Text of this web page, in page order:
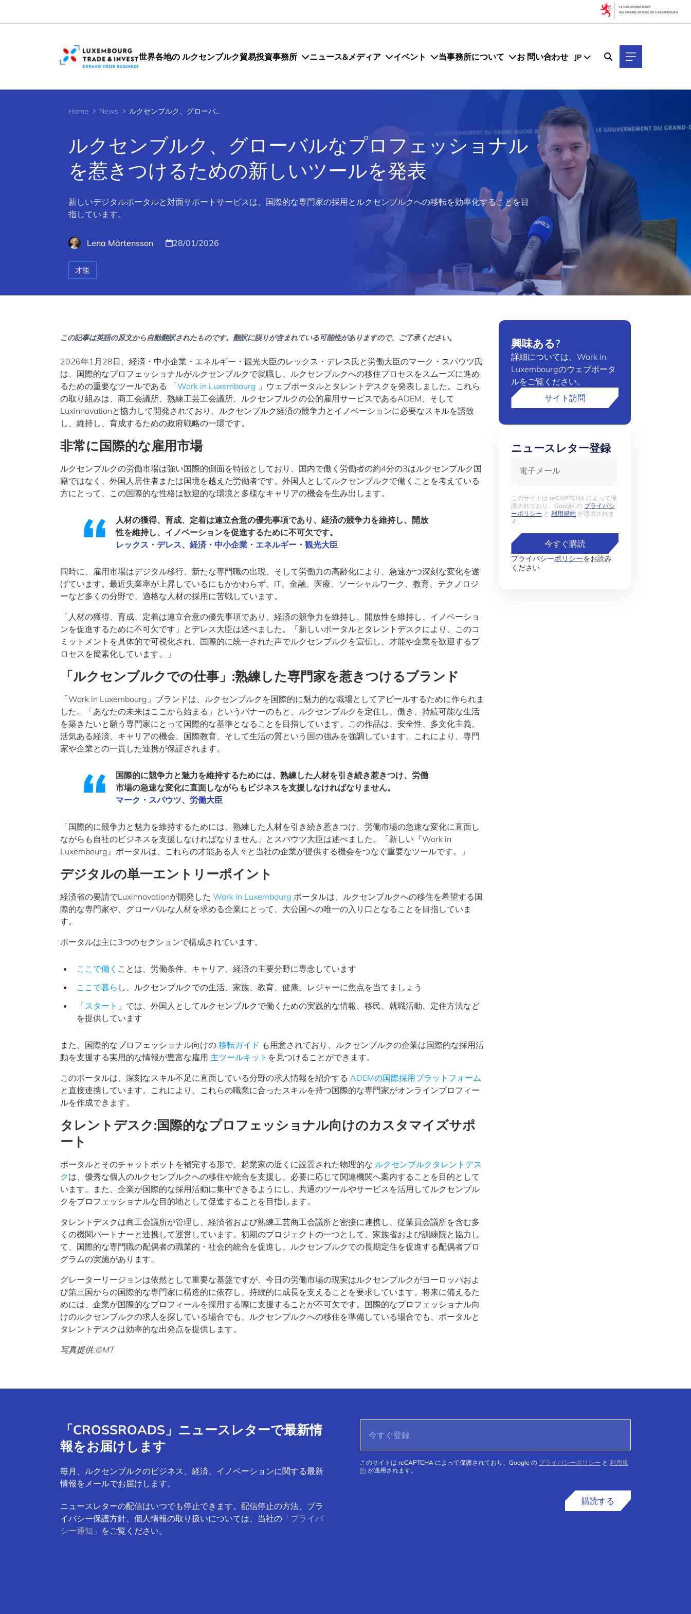
世界各地の ルクセンブルク貿易投資事務所 ニュース&メディア イベント 当事務所について お 問い合わせ JP
Home News ルクセンブルク、グローバルなプロフェッショナルを惹きつけるための新しいツールを発表
ルクセンブルク、グローバルなプロフェッショナル
を惹きつけるための新しいツールを発表
新しいデジタルポータルと対面サポートサービスは、国際的な専門家の採用とルクセンブルクへの移転を効率化することを目
指しています。
Lena Mårtensson 28/01/2026
才能
この記事は英語の原文から自動翻訳されたものです。翻訳に誤りが含まれている可能性がありますので、ご了承ください。
2026年1月28日、経済・中小企業・エネルギー・観光大臣のレックス・デレス氏と労働大臣のマーク・スパウツ氏
は、国際的なプロフェッショナルがルクセンブルクで就職し、ルクセンブルクへの移住プロセスをスムーズに進め
るための重要なツールである
「Work in Luxembourg 」ウェブポータルとタレントデスクを発表しました。これら
の取り組みは、商工会議所、熟練工芸工会議所、ルクセンブルクの公的雇用サービスであるADEM、そして
Luxinnovationと協力して開発されており、ルクセンブルク経済の競争力とイノベーションに必要なスキルを誘致
し、維持し、育成するための政府戦略の一環です。
非常に国際的な雇用市場
ルクセンブルクの労働市場は強い国際的側面を特徴としており、国内で働く労働者の約4分の3はルクセンブルク国
籍ではなく、外国人居住者または国境を越えた労働者です。外国人としてルクセンブルクで働くことを考えている
方にとって、この国際的な性格は歓迎的な環境と多様なキャリアの機会を生み出します。
人材の獲得、育成、定着は連立合意の優先事項であり、経済の競争力を維持し、開放
性を維持し、イノベーションを促進するために不可欠です。
レックス・デレス、経済・中小企業・エネルギー・観光大臣
同時に、雇用市場はデジタル移行、新たな専門職の出現、そして労働力の高齢化により、急速かつ深刻な変化を遂
げています。最近失業率が上昇しているにもかかわらず、IT、金融、医療、ソーシャルワーク、教育、テクノロジ
ーなど多くの分野で、適格な人材の採用に苦戦しています。
「人材の獲得、育成、定着は連立合意の優先事項であり、経済の競争力を維持し、開放性を維持し、イノベーショ
ンを促進するために不可欠です」とデレス大臣は述べました。「新しいポータルとタレントデスクにより、このコ
ミットメントを具体的で可視化され、国際的に統一された声でルクセンブルクを宣伝し、才能や企業を歓迎するプ
ロセスを簡素化しています。」
「ルクセンブルクでの仕事」:熟練した専門家を惹きつけるブランド
「Work in Luxembourg」ブランドは、ルクセンブルクを国際的に魅力的な職場としてアピールするために作られま
した。「あなたの未来はここから始まる」というバナーのもと、ルクセンブルクを定住し、働き、持続可能な生活
を築きたいと願う専門家にとって国際的な基準となることを目指しています。この作品は、安全性、多文化主義、
活気ある経済、キャリアの機会、国際教育、そして生活の質という国の強みを強調しています。これにより、専門
家や企業との一貫した連携が保証されます。
国際的に競争力と魅力を維持するためには、熟練した人材を引き続き惹きつけ、労働
市場の急速な変化に直面しながらもビジネスを支援しなければなりません。
マーク・スパウツ、労働大臣
「国際的に競争力と魅力を維持するためには、熟練した人材を引き続き惹きつけ、労働市場の急速な変化に直面し
ながらも自社のビジネスを支援しなければなりません」とスパウツ大臣は述べました。「新しい『Work in
Luxembourg』ポータルは、これらの才能ある人々と当社の企業が提供する機会をつなぐ重要なツールです。」
デジタルの単一エントリーポイント
経済省の要請でLuxinnovationが開発した Work in Luxembourg ポータルは、ルクセンブルクへの移住を希望する国
際的な専門家や、グローバルな人材を求める企業にとって、大公国への唯一の入り口となることを目指していま
す。
ポータルは主に3つのセクションで構成されています。
ここで働く ことは、労働条件、キャリア、経済の主要分野に専念しています
ここで暮ら し、ルクセンブルクでの生活、家族、教育、健康、レジャーに焦点を当てましょう
「スタート 」では、外国人としてルクセンブルクで働くための実践的な情報、移民、就職活動、定住方法など
を提供しています
また、国際的なプロフェッショナル向けの 移転ガイド も用意されており、ルクセンブルクの企業は国際的な採用活
動を支援する実用的な情報が豊富な雇用 主ツールキット を見つけることができます。
このポータルは、深刻なスキル不足に直面している分野の求人情報を紹介する ADEMの国際採用プラットフォーム
と直接連携しています。これにより、これらの職業に合ったスキルを持つ国際的な専門家がオンラインプロフィー
ルを作成できます。
タレントデスク:国際的なプロフェッショナル向けのカスタマイズサポ
ート
ポータルとそのチャットボットを補完する形で、起業家の近くに設置された物理的な ルクセンブルクタレントデス
クは、優秀な個人のルクセンブルクへの移住や統合を支援し、必要に応じて関連機関へ案内することを目的として
います。また、企業が国際的な採用活動に集中できるようにし、共通のツールやサービスを活用してルクセンブル
クをプロフェッショナルな目的地として促進することを目指します。
タレントデスクは商工会議所が管理し、経済省および熟練工芸商工会議所と密接に連携し、従業員会議所を含む多
くの機関パートナーと連携して運営しています。初期のプロジェクトの一つとして、家族省および訓練院と協力し
て、国際的な専門職の配偶者の職業的・社会的統合を促進し、ルクセンブルクでの長期定住を促進する配偶者プロ
グラムの実施があります。
グレーターリージョンは依然として重要な基盤ですが、今日の労働市場の現実はルクセンブルクがヨーロッパおよ
び第三国からの国際的な専門家に構造的に依存し、持続的に成長を支えることを要求しています。将来に備えるた
めには、企業が国際的なプロフィールを採用する際に支援することが不可欠です。国際的なプロフェッショナル向
けのルクセンブルクの求人を探している場合でも、ルクセンブルクへの移住を準備している場合でも、ポータルと
タレントデスクは効率的な出発点を提供します。
写真提供:©MT
興味ある?
詳細については、Work in
Luxembourgのウェブポータ
ルをご覧ください。
サイト訪問
ニュースレター登録
このサイトは reCAPTCHA によって保
護されており、Google の プライバシ
ーポリシー と利用規約 が適用されま
す。
今すぐ購読
プライバシーポリシーをお読み
ください
「CROSSROADS」ニュースレターで最新情
報をお届けします
毎月、ルクセンブルクのビジネス、経済、イノベーションに関する最新
情報をメールでお届けします。
ニュースレターの配信はいつでも停止できます。配信停止の方法、プラ
イバシー保護方針、個人情報の取り扱いについては、当社の 「プライバ
シー通知」 をご覧ください。
このサイトは reCAPTCHA によって保護されており、Google の プライバシーポリシー と 利用規
約 が適用されます。
購読する